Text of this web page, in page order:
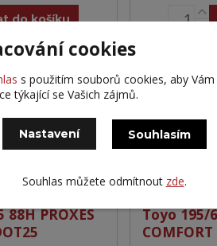
do košíku
88H PROXES
Toyo 195/
cookies
s použitím souborů cookies, aby
týkající se Vašich zájmů.
Nastavení Souhlasím
Souhlas můžete odmítnout zde.